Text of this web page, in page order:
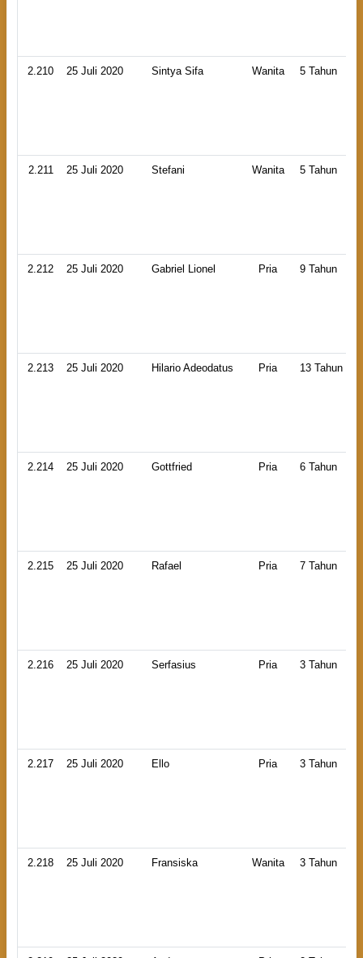
2.210 25 Juli 2020 Sintya Sifa Wanita 5 Tahun
2.211 25 Juli 2020 Stefani Wanita 5 Tahun
2.212 25 Juli 2020 Gabriel Lionel Pria 9 Tahun
2.213 25 Juli 2020 Hilario Adeodatus Pria 13 Tahun
2.214 25 Juli 2020 Gottfried Pria 6 Tahun
2.215 25 Juli 2020 Rafael Pria 7 Tahun
2.216 25 Juli 2020 Serfasius Pria 3 Tahun
2.217 25 Juli 2020 Ello Pria 3 Tahun
2.218 25 Juli 2020 Fransiska Wanita 3 Tahun